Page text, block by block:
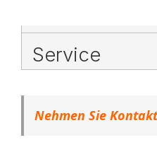
Service
Nehmen Sie